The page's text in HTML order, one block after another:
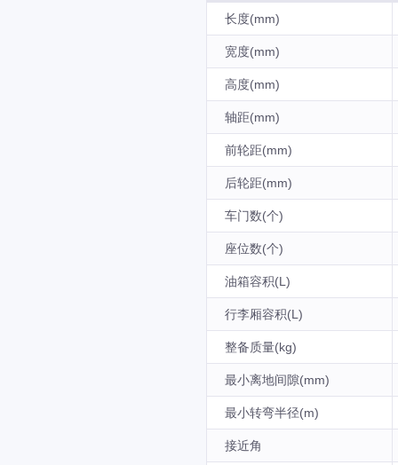
长度(mm)
宽度(mm)
高度(mm)
轴距(mm)
前轮距(mm)
后轮距(mm)
车门数(个)
座位数(个)
油箱容积(L)
行李厢容积(L)
整备质量(kg)
最小离地间隙(mm)
最小转弯半径(m)
接近角